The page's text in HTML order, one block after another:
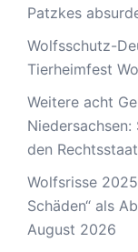
Patzkes
Wolfsschutz-
Tierheimfest
Weitere acht
den
Wolfsrisse
Schäden“ als
August 2026